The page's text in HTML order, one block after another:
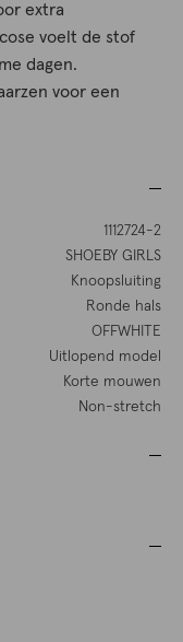
extra
voelt de stof
dagen.
voor een
1112724-2
SHOEBY GIRLS
Knoopsluiting
Ronde hals
OFFWHITE
Uitlopend model
Korte mouwen
Non-stretch